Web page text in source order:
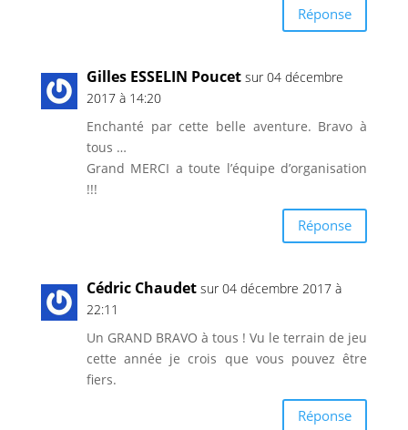
Réponse
Gilles ESSELIN Poucet sur 04 décembre
2017 à 14:20
Enchanté par cette belle aventure. Bravo à
tous …
Grand MERCI a toute l’équipe d’organisation
!!!
Réponse
Cédric Chaudet sur 04 décembre 2017 à
22:11
Un GRAND BRAVO à tous ! Vu le terrain de jeu
cette année je crois que vous pouvez être
fiers.
Réponse